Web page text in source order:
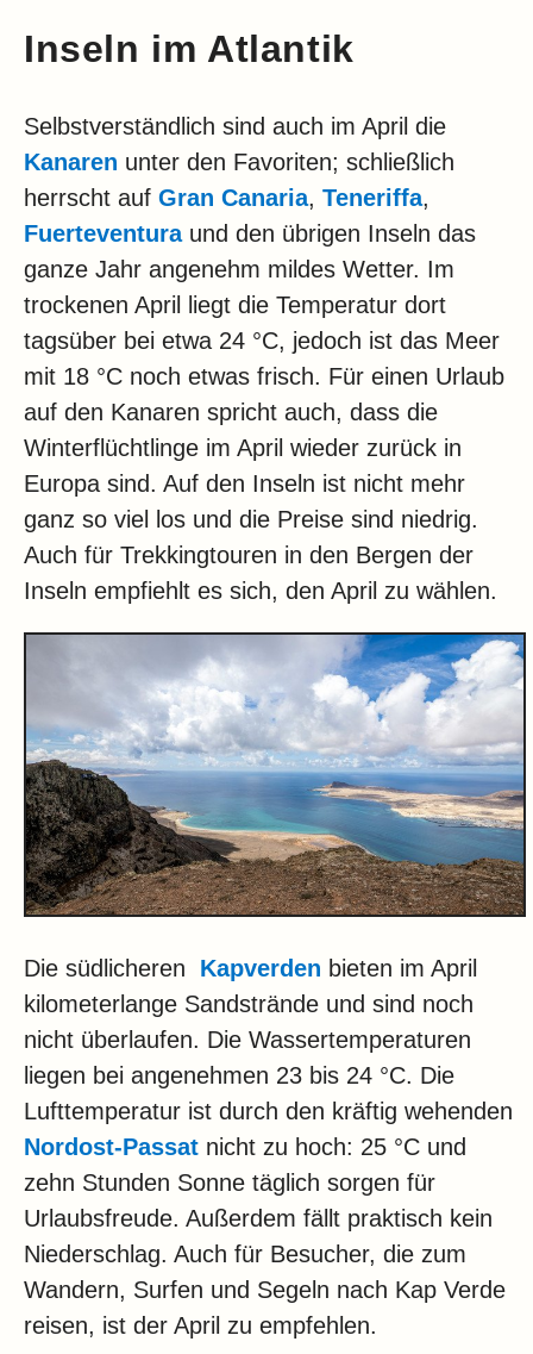
Inseln im Atlantik
Selbstverständlich sind auch im April die
Kanaren unter den Favoriten; schließlich
herrscht auf Gran Canaria, Teneriffa,
Fuerteventuraund den übrigen Inseln das
ganze Jahr angenehm mildes Wetter. Im
trockenen April liegt die Temperatur dort
tagsüber bei etwa 24 °C, jedoch ist das Meer
mit 18 °C noch etwas frisch. Für einen Urlaub
auf den Kanaren spricht auch, dass die
Winterflüchtlinge im April wieder zurück in
Europa sind. Auf den Inseln ist nicht mehr
ganz so viel los und die Preise sind niedrig.
Auch für Trekkingtouren in den Bergen der
Inseln empfiehlt es sich, den April zu wählen.
Die südlicheren Kapverden bieten im April
kilometerlange Sandstrände und sind noch
nicht überlaufen. Die Wassertemperaturen
liegen bei angenehmen 23 bis 24 °C. Die
Lufttemperatur ist durch den kräftig wehenden
Nordost-Passat nicht zu hoch: 25 °C und
zehn Stunden Sonne täglich sorgen für
Urlaubsfreude. Außerdem fällt praktisch kein
Niederschlag. Auch für Besucher, die zum
Wandern, Surfen und Segeln nach Kap Verde
reisen, ist der April zu empfehlen.